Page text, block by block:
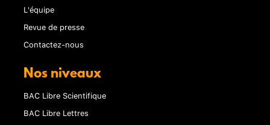
L'équipe
Revue de presse
Contactez-nous
Nos niveaux
BAC Libre Scientifique
BAC Libre Lettres